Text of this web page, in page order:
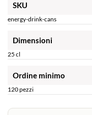
SKU
energy-drink-cans
Dimensioni
25 cl
Ordine minimo
120 pezzi